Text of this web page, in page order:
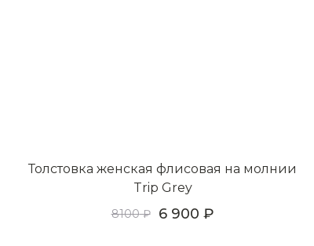
Толстовка женская флисовая на молнии
Trip Grey
8100 6 900